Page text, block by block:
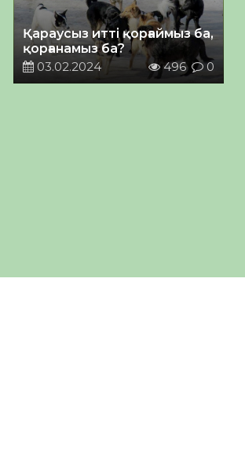
Қараусыз итті қорғаймыз ба,
қорғанамыз ба?
03.02.2024
496 0